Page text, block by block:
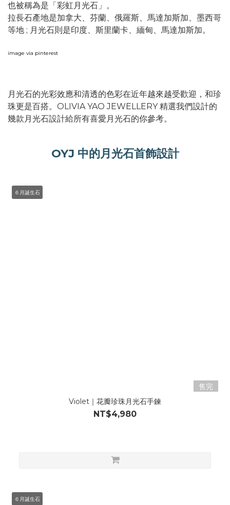
也被稱為是「彩虹月光石」。
拉長石產地是加拿大、芬蘭、俄羅斯、馬達加斯加、墨西哥
等地 ; 月光石則是印度、斯里蘭卡、緬甸、馬達加斯加。
image via pinterest
月光石的光彩效應和清透的色彩在近年越來越受歡迎，和珍
珠更是百搭。OLIVIA YAO JEWELLERY 精選我們設計的
幾款月光石設計給所有喜愛月光石的你參考。
OYJ 中的月光石首飾設計
６月誕生石
售完
Violet｜花瓣珍珠月光石手鍊
NT$4,980
６月誕生石